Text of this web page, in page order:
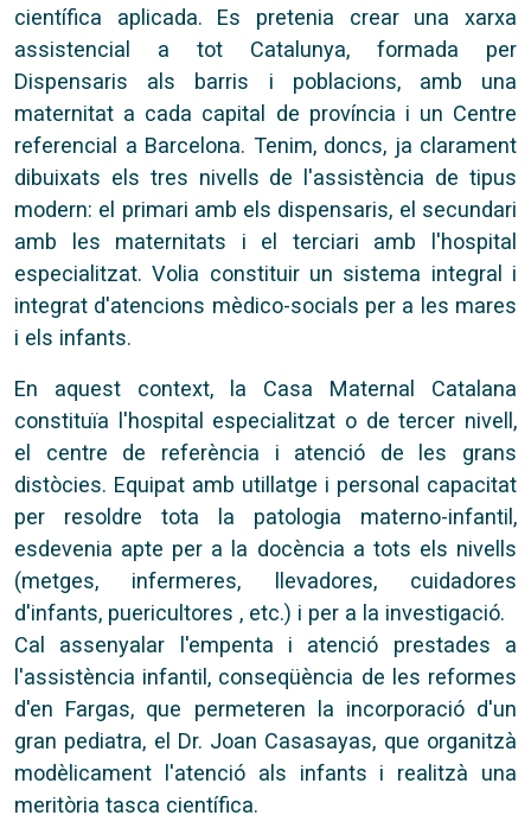
científica aplicada. Es pretenia crear una xarxa
assistencial a tot Catalunya, formada per
Dispensaris als barris i poblacions, amb una
maternitat a cada capital de província i un Centre
referencial a Barcelona. Tenim, doncs, ja clarament
dibuixats els tres nivells de l'assistència de tipus
modern: el primari amb els dispensaris, el secundari
amb les maternitats i el terciari amb l'hospital
especialitzat. Volia constituir un sistema integral i
integrat d'atencions mèdico-socials per a les mares
i els infants.
En aquest context, la Casa Maternal Catalana
constituïa l'hospital especialitzat o de tercer nivell,
el centre de referència i atenció de les grans
distòcies. Equipat amb utillatge i personal capacitat
per resoldre tota la patologia materno-infantil,
esdevenia apte per a la docència a tots els nivells
(metges, infermeres, llevadores, cuidadores
d'infants, puericultores , etc.) i per a la investigació.
Cal assenyalar l'empenta i atenció prestades a
l'assistència infantil, conseqüència de les reformes
d'en Fargas, que permeteren la incorporació d'un
gran pediatra, el Dr. Joan Casasayas, que organitzà
modèlicament l'atenció als infants i realitzà una
meritòria tasca científica.